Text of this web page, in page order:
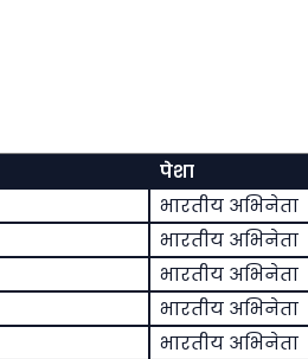
पेशा
भारतीय अभिनेता
भारतीय अभिनेता
भारतीय अभिनेता
भारतीय अभिनेता
भारतीय अभिनेता